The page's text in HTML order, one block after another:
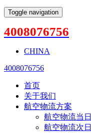
Toggle navigation
4008076756
CHINA
4008076756
首页
关于我们
航空物流方案
航空物流当
航空物流次